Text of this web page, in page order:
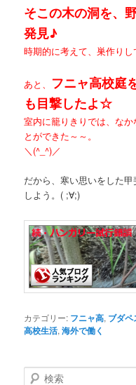
そこの木の洞を、
発見♪
時期的に考えて、巣作りし
あと、
フニャ高校庭
も目撃したよ☆
室内に籠りきりでは、な
とができた～～。
＼(^_^)／
だから、寒い思いをした
しよう。( ;∀;)
カテゴリー: フニャ高, ブダ
高校生活,海外で働く
検